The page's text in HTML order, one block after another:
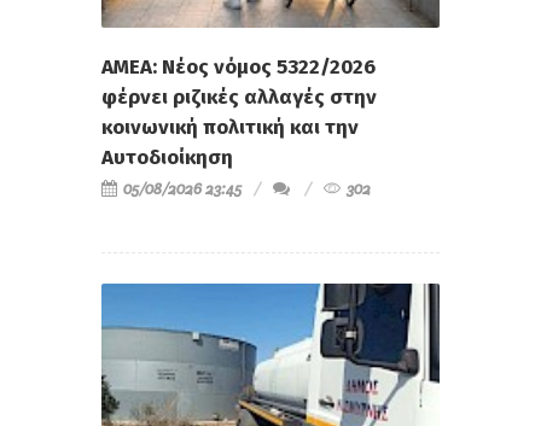
ΑΜΕΑ: Νέος νόμος 5322/2026
φέρνει ριζικές αλλαγές στην
κοινωνική πολιτική και την
Αυτοδιοίκηση
05/08/2026 23:45 302